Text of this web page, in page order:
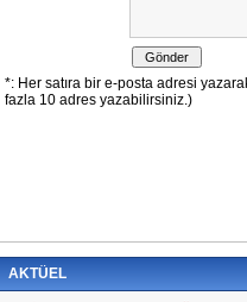
AKTÜEL